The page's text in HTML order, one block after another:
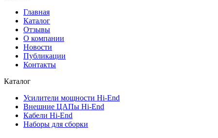
Главная
Каталог
Отзывы
О компании
Новости
Публикации
Контакты
Каталог
Усилители мощности Hi-End
Внешние ЦАПы Hi-End
Кабели Hi-End
Наборы для сборки